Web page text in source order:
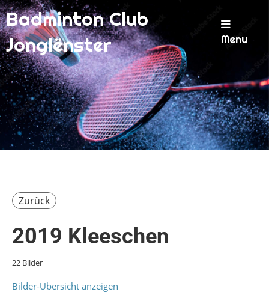
Badminton Club
Jonglënster
Menu
Zurück
2019 Kleeschen
22 Bilder
Bilder-Übersicht anzeigen